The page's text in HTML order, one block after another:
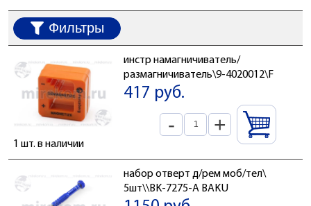
Фильтры
инстр намагничиватель/
размагничиватель\9-4020012\F
417 руб.
- +
1 шт. в наличии
набор отверт д/рем моб/тел\
5шт\\BK-7275-A BAKU